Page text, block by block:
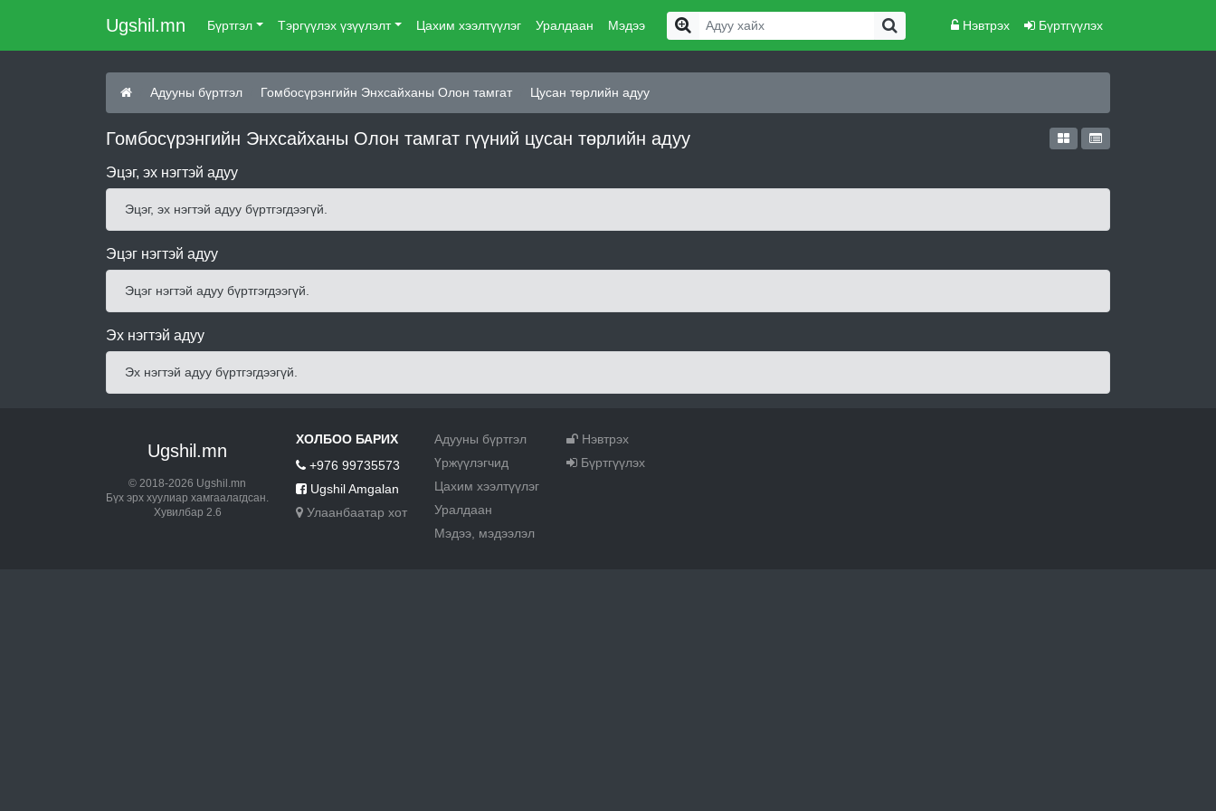
Ugshil.mn Бүртгэл Тэргүүлэх үзүүлэлт Цахим хээлтүүлэг Уралдаан Мэдээ Нэвтрэх Бүртгүүлэх
Адууны бүртгэл Гомбосүрэнгийн Энхсайханы Олон тамгат Цусан төрлийн адуу
Гомбосүрэнгийн Энхсайханы Олон тамгат гүүний цусан төрлийн адуу
Эцэг, эх нэгтэй адуу
Эцэг, эх нэгтэй адуу бүртгэгдээгүй.
Эцэг нэгтэй адуу
Эцэг нэгтэй адуу бүртгэгдээгүй.
Эх нэгтэй адуу
Эх нэгтэй адуу бүртгэгдээгүй.
Ugshil.mn
© 2018-2026 Ugshil.mn
Бүх эрх хуулиар хамгаалагдсан.
Хувилбар 2.6
ХОЛБОО БАРИХ
+976 99735573
Ugshil Amgalan
Улаанбаатар хот
Адууны бүртгэл
Үржүүлэгчид
Цахим хээлтүүлэг
Уралдаан
Мэдээ, мэдээлэл
Нэвтрэх
Бүртгүүлэх